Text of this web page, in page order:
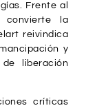
Frente al
convierte la
reivindica
y
liberación
críticas